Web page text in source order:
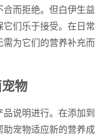
而拒绝。但白伊生益
们乐于接受。在日常
需为它们的营养补充而
物
说明进行。在添加到
助宠物适应新的营养成